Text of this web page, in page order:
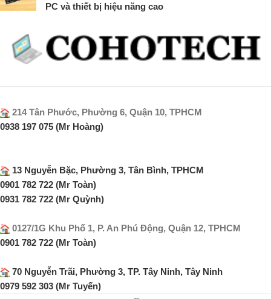
PC và thiết bị hiệu năng cao
214 Tân Phước, Phường 6, Quận 10, TPHCM
0938 197 075 (Mr Hoàng)
13 Nguyễn Bặc, Phường 3, Tân Bình, TPHCM
0901 782 722 (Mr Toàn)
0931 782 722 (Mr Quỳnh)
0127/1G Khu Phố 1, P. An Phú Động, Quận 12, TPHCM
0901 782 722 (Mr Toàn)
70 Nguyễn Trãi, Phường 3, TP. Tây Ninh, Tây Ninh
0979 592 303 (Mr Tuyến)